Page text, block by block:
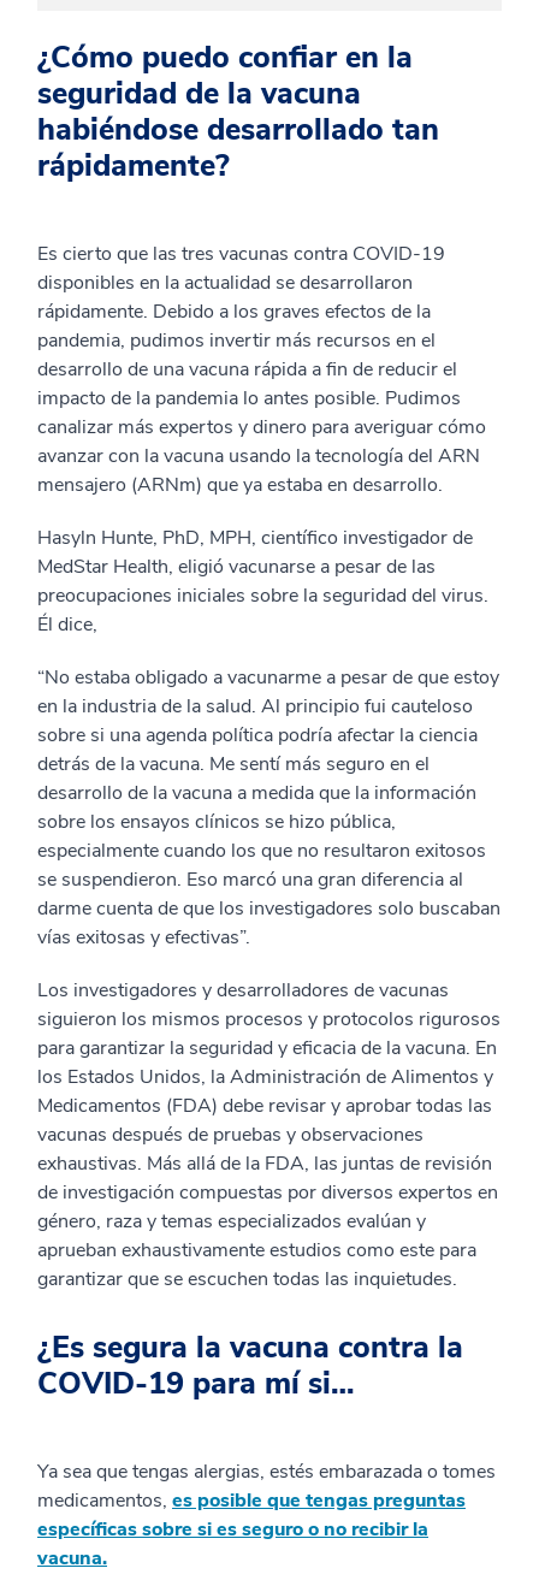
¿Cómo puedo confiar en la
seguridad de la vacuna
habiéndose desarrollado tan
rápidamente?
Es cierto que las tres vacunas contra COVID-19
disponibles en la actualidad se desarrollaron
rápidamente. Debido a los graves efectos de la
pandemia, pudimos invertir más recursos en el
desarrollo de una vacuna rápida a fin de reducir el
impacto de la pandemia lo antes posible. Pudimos
canalizar más expertos y dinero para averiguar cómo
avanzar con la vacuna usando la tecnología del ARN
mensajero (ARNm) que ya estaba en desarrollo.
Hasyln Hunte, PhD, MPH, científico investigador de
MedStar Health, eligió vacunarse a pesar de las
preocupaciones iniciales sobre la seguridad del virus.
Él dice,
“No estaba obligado a vacunarme a pesar de que estoy
en la industria de la salud. Al principio fui cauteloso
sobre si una agenda política podría afectar la ciencia
detrás de la vacuna. Me sentí más seguro en el
desarrollo de la vacuna a medida que la información
sobre los ensayos clínicos se hizo pública,
especialmente cuando los que no resultaron exitosos
se suspendieron. Eso marcó una gran diferencia al
darme cuenta de que los investigadores solo buscaban
vías exitosas y efectivas”.
Los investigadores y desarrolladores de vacunas
siguieron los mismos procesos y protocolos rigurosos
para garantizar la seguridad y eficacia de la vacuna. En
los Estados Unidos, la Administración de Alimentos y
Medicamentos (FDA) debe revisar y aprobar todas las
vacunas después de pruebas y observaciones
exhaustivas. Más allá de la FDA, las juntas de revisión
de investigación compuestas por diversos expertos en
género, raza y temas especializados evalúan y
aprueban exhaustivamente estudios como este para
garantizar que se escuchen todas las inquietudes.
¿Es segura la vacuna contra la
COVID-19 para mí si…
Ya sea que tengas alergias, estés embarazada o tomes
medicamentos, es posible que tengas preguntas
específicas sobre si es seguro o no recibir la
vacuna.